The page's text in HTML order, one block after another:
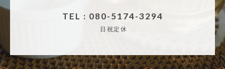
TEL : 080-5174-3294
日祝定休